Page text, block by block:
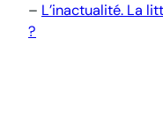
– L’inactualité. La
?